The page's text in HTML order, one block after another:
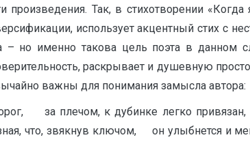
Так, в стихотворении
использует акцентный стих с
– но именно такова цель поэта в данном
раскрывает и душевную
важны для понимания замысла автора:
за плечом, к дубинке легко
что, звякнув ключом, он улыбнется и